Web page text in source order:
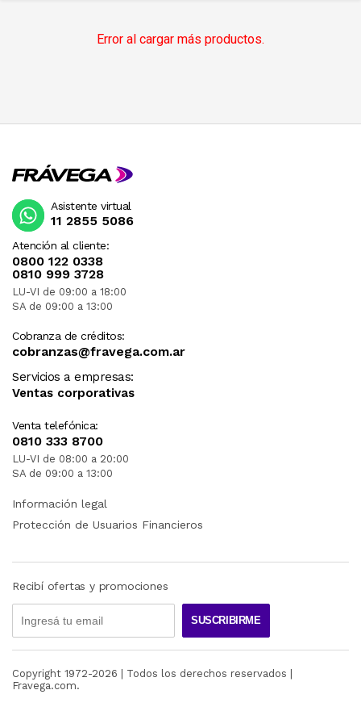
Error al cargar más productos.
Atención al cliente:
0800 122 0338
0810 999 3728
LU-VI de 09:00 a 18:00
SA de 09:00 a 13:00
Cobranza de créditos:
cobranzas@fravega.com.ar
Servicios a empresas:
Ventas corporativas
Venta telefónica:
0810 333 8700
LU-VI de 08:00 a 20:00
SA de 09:00 a 13:00
Asistente virtual
11 2855 5086
Información legal
Protección de Usuarios Financieros
Recibí ofertas y promociones
SUSCRIBIRME
Copyright 1972-2026 | Todos los derechos reservados |
Fravega.com.